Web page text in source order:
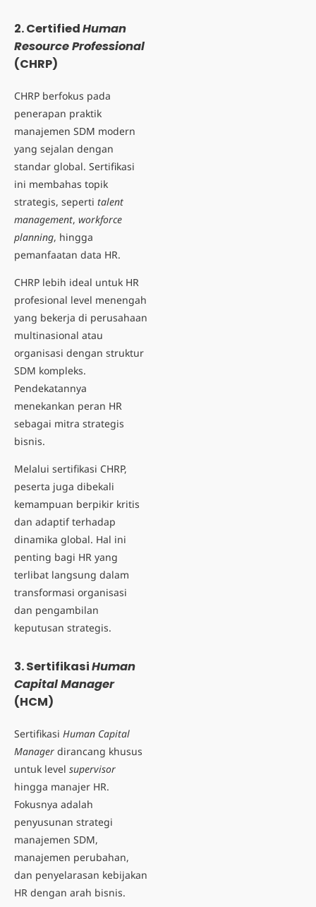
2. CertifiedHuman
Resource Professional
(CHRP)
CHRP berfokus pada
penerapan praktik
manajemen SDM modern
yang sejalan dengan
standar global. Sertifikasi
ini membahas topik
strategis, seperti talent
management, workforce
planning, hingga
pemanfaatan data HR.
CHRP lebih ideal untuk HR
profesional level menengah
yang bekerja di perusahaan
multinasional atau
organisasi dengan struktur
SDM kompleks.
Pendekatannya
menekankan peran HR
sebagai mitra strategis
bisnis.
Melalui sertifikasi CHRP,
peserta juga dibekali
kemampuan berpikir kritis
dan adaptif terhadap
dinamika global. Hal ini
penting bagi HR yang
terlibat langsung dalam
transformasi organisasi
dan pengambilan
keputusan strategis.
3. SertifikasiHuman
Capital Manager
(HCM)
Sertifikasi Human Capital
Manager dirancang khusus
untuk level supervisor
hingga manajer HR.
Fokusnya adalah
penyusunan strategi
manajemen SDM,
manajemen perubahan,
dan penyelarasan kebijakan
HR dengan arah bisnis.